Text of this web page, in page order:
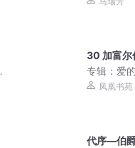
30 加富尔
专辑： 爱
经典凤凰书苑
代序—伯